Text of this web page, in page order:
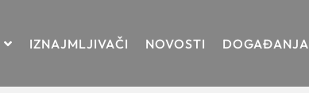
IZNAJMLJIVAČI NOVOSTI DOGAĐANJA